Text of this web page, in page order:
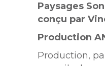
Paysages
conçu par
Production
Production,